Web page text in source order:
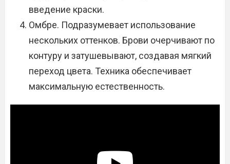
введение краски.
Омбре. Подразумевает использование
нескольких оттенков. Брови очерчивают по
контуру и затушевывают, создавая мягкий
переход цвета. Техника обеспечивает
максимальную естественность.